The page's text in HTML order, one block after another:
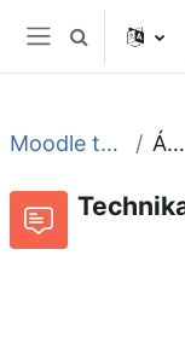
Tovább a fő
Oldalpanel
Keresési
Moodle tudástár és fórum Általános